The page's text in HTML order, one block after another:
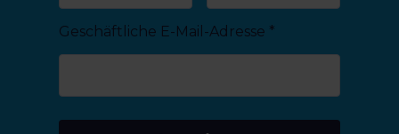
Geschäftliche E-Mail-Adresse *